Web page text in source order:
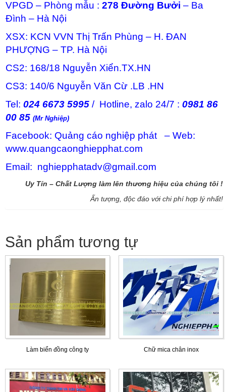
VPGD – Phòng mẫu : 278 Đường Bưởi – Ba
Đình – Hà Nội
XSX: KCN VVN Thị Trấn Phùng – H. ĐAN
PHƯỢNG – TP. Hà Nội
CS2: 168/18 Nguyễn Xiển.TX.HN
CS3: 140/6 Nguyễn Văn Cừ .LB .HN
Tel: 024 6673 5995 / Hotline, zalo 24/7 : 0981 86
00 85 (Mr Nghiệp)
Facebook: Quảng cáo nghiệp phát – Web:
www.quangcaonghiepphat.com
Email: nghiepphatadv@gmail.com
Uy Tín – Chất Lượng làm lên thương hiệu của chúng tôi !
Ấn tượng, độc đáo với chi phí hợp lý nhất!
Sản phẩm tương tự
Làm biển đồng công ty Chữ mica chân inox